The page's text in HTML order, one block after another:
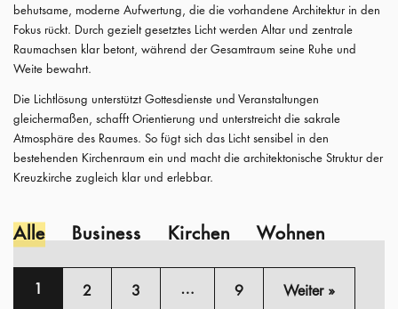
behutsame, moderne Aufwertung, die die vorhandene Architektur in den
Fokus rückt. Durch gezielt gesetztes Licht werden Altar und zentrale
Raumachsen klar betont, während der Gesamtraum seine Ruhe und
Weite bewahrt.
Die Lichtlösung unterstützt Gottesdienste und Veranstaltungen
gleichermaßen, schafft Orientierung und unterstreicht die sakrale
Atmosphäre des Raumes. So fügt sich das Licht sensibel in den
bestehenden Kirchenraum ein und macht die architektonische Struktur der
Kreuzkirche zugleich klar und erlebbar.
Alle Business Kirchen Wohnen
1 2 3 … 9 Weiter »